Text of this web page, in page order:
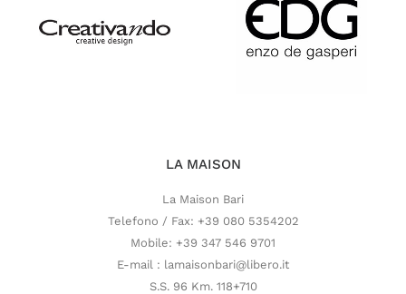
LA MAISON
La Maison Bari
Telefono / Fax: +39 080 5354202
Mobile: +39 347 546 9701
E-mail : lamaisonbari@libero.it
S.S. 96 Km. 118+710